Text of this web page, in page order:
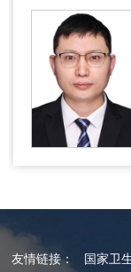
友情链接： 国家卫